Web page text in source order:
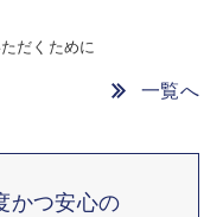
だくために
一覧へ
かつ安心の